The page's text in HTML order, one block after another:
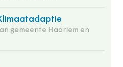
gemeente Haarlem en